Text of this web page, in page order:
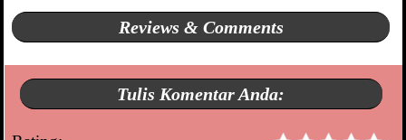
Reviews & Comments
Tulis Komentar Anda: